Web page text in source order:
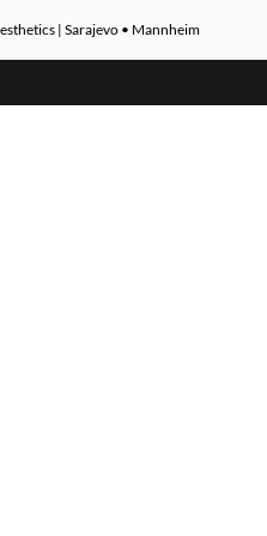
| Sarajevo • Mannheim